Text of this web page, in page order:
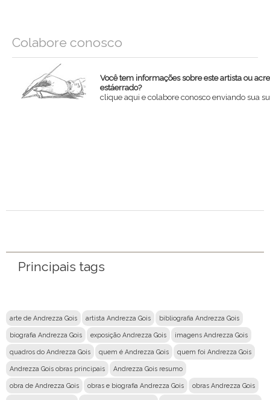
Colabore conosco
Você tem informações sobre este artista ou
estáerrado?
clique aqui e colabore conosco enviando sua
Principais tags
arte de Andrezza Gois artista Andrezza Gois bibliografia Andrezza Gois
biografia Andrezza Gois exposição Andrezza Gois imagens Andrezza Gois
quadros do Andrezza Gois quem é Andrezza Gois quem foi Andrezza Gois
Andrezza Gois obras principais Andrezza Gois resumo
obra de Andrezza Gois obras e biografia Andrezza Gois obras Andrezza Gois